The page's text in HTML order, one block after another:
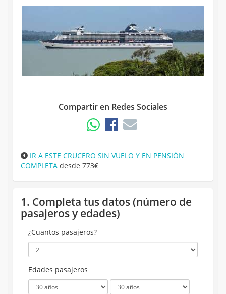
Compartir en Redes Sociales
IR A ESTE CRUCERO SIN VUELO Y EN PENSIÓN
COMPLETA desde 773€
1. Completa tus datos (número de
pasajeros y edades)
¿Cuantos pasajeros?
Edades pasajeros